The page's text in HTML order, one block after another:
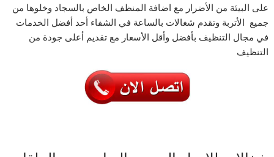
على البيئة من الأضرار مع اضافة المنظف الخاص بالسجاد وخلوها من
جميع الأتربة وتقدم شغالات بالساعة في الشفاء أحد أفضل الخدمات
في مجال التنظيف بأفضل وأقل الأسعار مع تقديم أعلى جودة من
التنظيف